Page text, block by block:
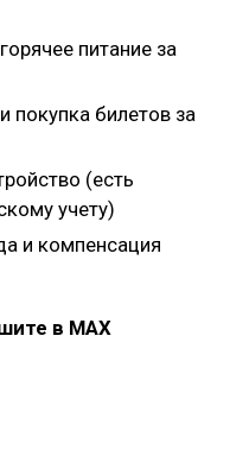
питание за
покупка билетов за
(есть
учету)
и компенсация
в MAX